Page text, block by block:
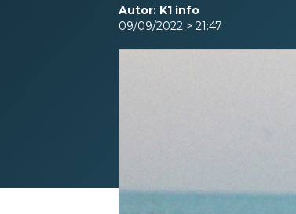
Autor: K1 info
09/09/2022 > 21:47